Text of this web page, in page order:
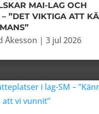
MAI-LAG OCH
– ”DET VIKTIGA ATT
Åkesson | 3 jul 2026